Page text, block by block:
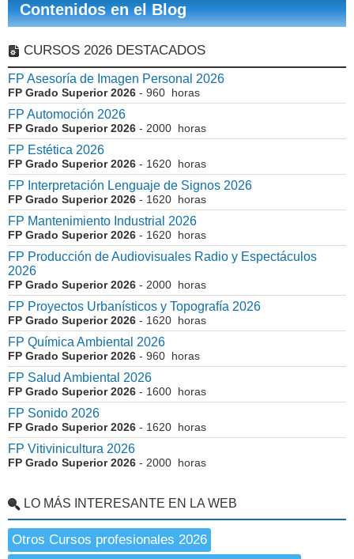
Contenidos en el Blog
CURSOS 2026 DESTACADOS
FP Asesoría de Imagen Personal 2026
FP Grado Superior 2026 - 960 horas
FP Automoción 2026
FP Grado Superior 2026 - 2000 horas
FP Estética 2026
FP Grado Superior 2026 - 1620 horas
FP Interpretación Lenguaje de Signos 2026
FP Grado Superior 2026 - 1620 horas
FP Mantenimiento Industrial 2026
FP Grado Superior 2026 - 1620 horas
FP Producción de Audiovisuales Radio y Espectáculos
2026
FP Grado Superior 2026 - 2000 horas
FP Proyectos Urbanísticos y Topografía 2026
FP Grado Superior 2026 - 1620 horas
FP Química Ambiental 2026
FP Grado Superior 2026 - 960 horas
FP Salud Ambiental 2026
FP Grado Superior 2026 - 1600 horas
FP Sonido 2026
FP Grado Superior 2026 - 1620 horas
FP Vitivinicultura 2026
FP Grado Superior 2026 - 2000 horas
LO MÁS INTERESANTE EN LA WEB
Otros Cursos profesionales 2026